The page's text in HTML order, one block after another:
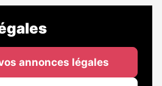
annonces légales